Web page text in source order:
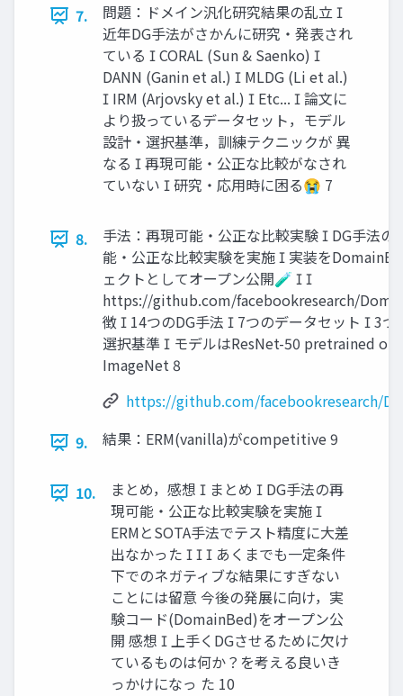
7.
問題：ドメイン汎化研究結果の乱立 
近年DG手法がさかんに研究・発表され
ている  CORAL (Sun & Saenko) 
DANN (Ganin et al.)  MLDG (Li et al.)
 IRM (Arjovsky et al.)  Etc...  論文に
より扱っているデータセット，モデル
設計・選択基準，訓練テクニックが 異
なる  再現可能・公正な比較がなされ
ていない  研究・応用時に困る😭 7
8.
手法：再現可能・公正な比較実験  DG手法の
能・公正な比較実験を実施  実装を
ェクトとしてオープン公開🧪  
https://github.com/facebookresearch/
徴  14つのDG手法  7つのデータセット  3つ
選択基準  モデルはResNet-50 pretrained on
ImageNet 8
https://github.com/facebookresearch/
9.
結果：ERM(vanilla)がcompetitive 9
10.
まとめ，感想  まとめ  DG手法の再
現可能・公正な比較実験を実施 
ERMとSOTA手法でテスト精度に大差
出なかった    あくまでも一定条件
下でのネガティブな結果にすぎない
ことには留意 今後の発展に向け，実
験コード(DomainBed)をオープン公
開 感想  上手くDGさせるために欠け
ているものは何か？を考える良いき
っかけになっ た 10